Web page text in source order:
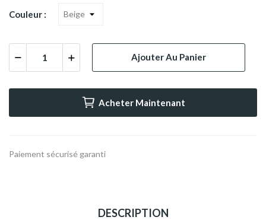
Couleur :
Ajouter Au Panier
Acheter Maintenant
Paiement sécurisé garanti
DESCRIPTION